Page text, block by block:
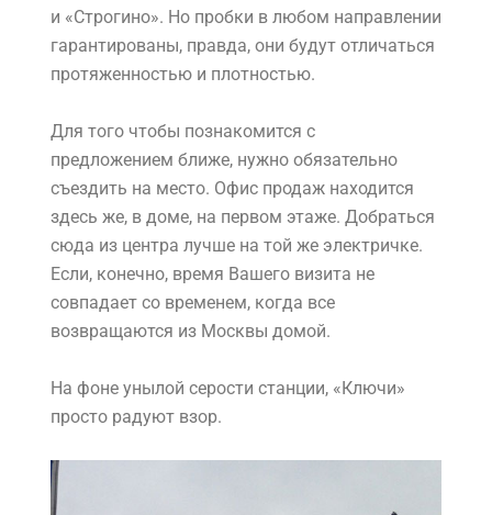
и «Строгино». Но пробки в любом направлении
гарантированы, правда, они будут отличаться
протяженностью и плотностью.
Для того чтобы познакомится с
предложением ближе, нужно обязательно
съездить на место. Офис продаж находится
здесь же, в доме, на первом этаже. Добраться
сюда из центра лучше на той же электричке.
Если, конечно, время Вашего визита не
совпадает со временем, когда все
возвращаются из Москвы домой.
На фоне унылой серости станции, «Ключи»
просто радуют взор.